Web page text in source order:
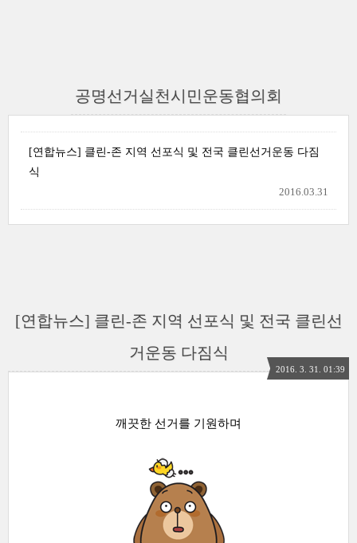
공명선거실천시민운동협의회
[연합뉴스] 클린-존 지역 선포식 및 전국 클린선거운동 다짐
식
2016.03.31
[연합뉴스] 클린-존 지역 선포식 및 전국 클린선
거운동 다짐식
2016. 3. 31. 01:39
깨끗한 선거를 기원하며